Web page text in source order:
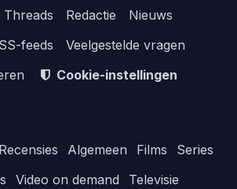
Threads Redactie
Nieuws
feeds
Veelgestelde vragen
Cookie-instellingen
Recensies Algemeen Films
Series
Video on demand
Televisie